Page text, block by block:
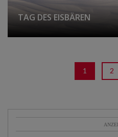
TAG DES EISBÄREN
1 2